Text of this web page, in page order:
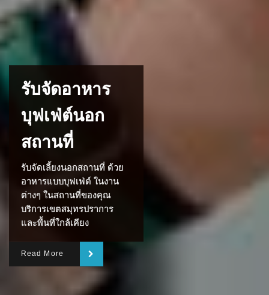
รับจัดอาหาร
บุฟเฟ่ต์นอก
สถานที่
รับจัดเลี้ยงนอกสถานที่ ด้วย
อาหารแบบบุฟเฟ่ต์ ในงาน
ต่างๆ ในสถานที่ของคุณ
บริการเขตสมุทรปราการ
และพื้นที่ใกล้เคียง
Read More